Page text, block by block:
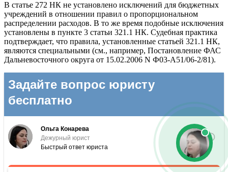
В статье 272 НК не установлено исключений для бюджетных
учреждений в отношении правил о пропорциональном
распределении расходов. В то же время подобные исключения
установлены в пункте 3 статьи 321.1 НК. Судебная практика
подтверждает, что правила, установленные статьей 321.1 НК,
являются специальными (см., например, Постановление ФАС
Дальневосточного округа от 15.02.2006 N Ф03-А51/06-2/81).